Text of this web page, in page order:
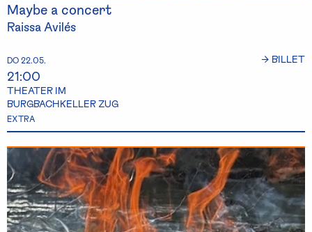
DO 22.05.
21:00
THEATER IM
BURGBACHKELLER ZUG
EXTRA
Maybe a concert
Raissa Avilés
→ BILLET